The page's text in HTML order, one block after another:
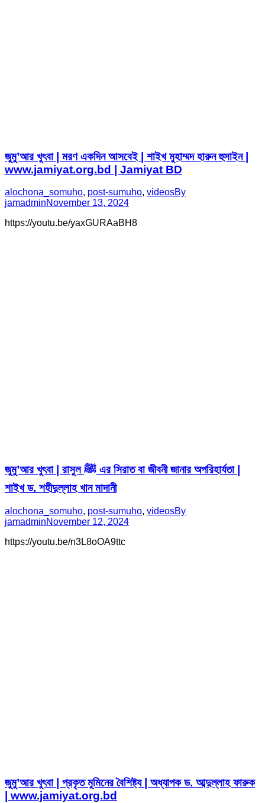
জুমু’আর খুৎবা | মরণ একদিন আসবেই | শাইখ মুহাম্মদ হারুন হুসাইন |
www.jamiyat.org.bd | Jamiyat BD
alochona_somuho, post-sumuho, videosBy
jamadminNovember 13, 2024
https://youtu.be/yaxGURAaBH8
জুমু’আর খুৎবা | রাসুল ﷺ এর সিরাত বা জীবনী জানার অপরিহার্যতা |
শাইখ ড. শহীদুল্লাহ খান মাদানী
alochona_somuho, post-sumuho, videosBy
jamadminNovember 12, 2024
https://youtu.be/n3L8oOA9ttc
জুমু’আর খুৎবা | প্রকৃত মুমিনের বৈশিষ্ট্য | অধ্যাপক ড. আব্দুল্লাহ ফারুক
| www.jamiyat.org.bd